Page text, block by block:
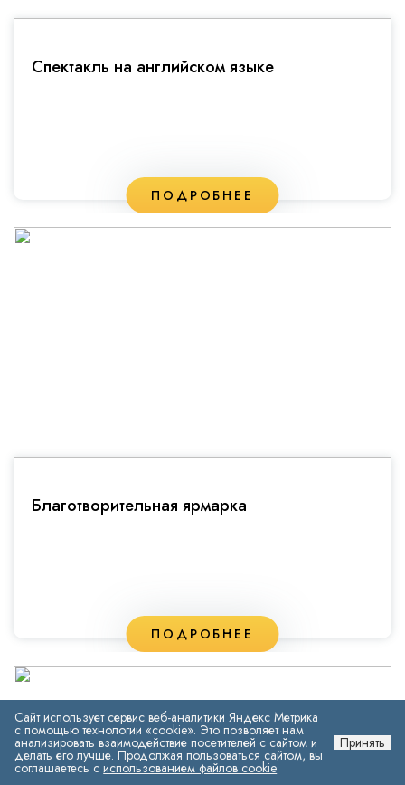
Спектакль на английском языке
ПОДРОБНЕЕ
Благотворительная ярмарка
ПОДРОБНЕЕ
Сайт использует сервис веб-аналитики Яндекс Метрика
с помощью технологии «cookie». Это позволяет нам
анализировать взаимодействие посетителей с сайтом и
делать его лучше. Продолжая пользоваться сайтом, вы
соглашаетесь сиспользованием файлов cookie
Принять